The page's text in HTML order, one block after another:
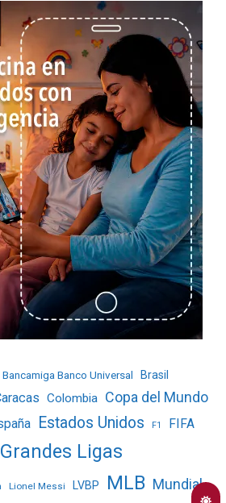
Bancamiga Banco Universal Brasil
Colombia Copa del Mundo
Estados Unidos F1 FIFA
Grandes Ligas
Lionel Messi LVBP MLB Mundial